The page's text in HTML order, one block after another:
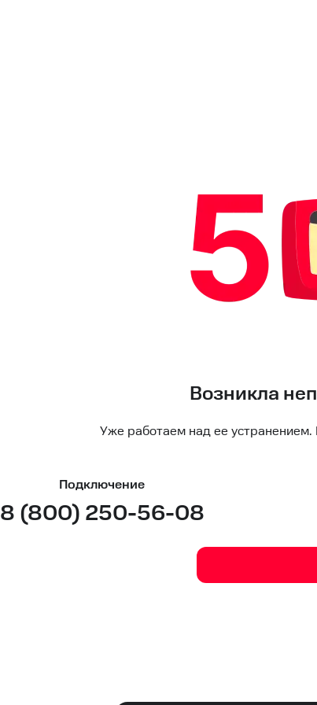
Возникла
Уже работаем над ее устранением.
Подключение
8 (800) 250-56-08